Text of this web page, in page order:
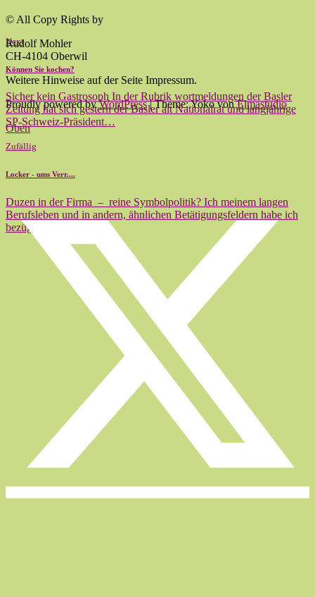
© All Copy Rights by
Rudolf Mohler
CH-4104 Oberwil
Weitere Hinweise auf der Seite Impressum.
Proudly powered byWordPress|Theme: Yoko vonElmastudio
Oben
Next
Können Sie kochen?
Sicher kein Gastrosoph In der Rubrik wortmeldungen der Basler
Zeitung hat sich gestern der Basler alt Nationalrat und langjährige
SP-Schweiz-Präsident…
Zufällig
Locker - ums Verr....
Duzen in der Firma – reine Symbolpolitik? Ich meinem langen
Berufsleben und in andern, ähnlichen Betätigungsfeldern habe ich
bezüglich den…